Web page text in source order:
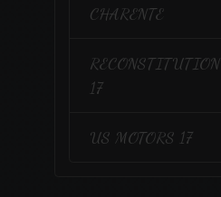
CHARENTE
RECONSTITUTION
17
US MOTORS 17